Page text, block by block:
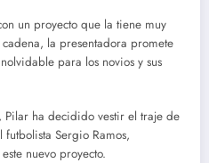
un proyecto que la tiene muy
la presentadora promete
para los novios y sus
ha decidido vestir el traje de
Sergio Ramos,
nuevo proyecto.